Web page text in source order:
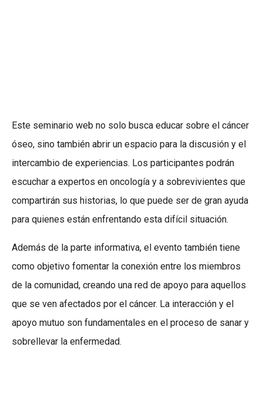
Este seminario web no solo busca educar sobre el cáncer
óseo, sino también abrir un espacio para la discusión y el
intercambio de experiencias. Los participantes podrán
escuchar a expertos en oncología y a sobrevivientes que
compartirán sus historias, lo que puede ser de gran ayuda
para quienes están enfrentando esta difícil situación.
Además de la parte informativa, el evento también tiene
como objetivo fomentar la conexión entre los miembros
de la comunidad, creando una red de apoyo para aquellos
que se ven afectados por el cáncer. La interacción y el
apoyo mutuo son fundamentales en el proceso de sanar y
sobrellevar la enfermedad.